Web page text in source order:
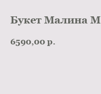
Букет Малина М
6590,00 р.